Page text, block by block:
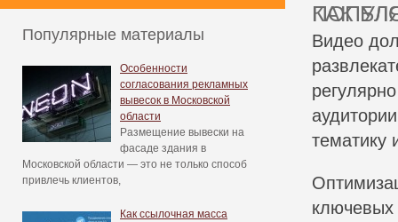
Популярные материалы
Особенности
согласования рекламных
вывесок в Московской
области
Размещение вывески на
фасаде здания в
Московской области — это не только способ
привлечь клиентов,
Как ссылочная масса
КАК БЛОГЕРУ
Видео
тематику
ключевых